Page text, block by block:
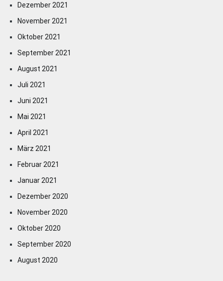
Dezember 2021
November 2021
Oktober 2021
September 2021
August 2021
Juli 2021
Juni 2021
Mai 2021
April 2021
März 2021
Februar 2021
Januar 2021
Dezember 2020
November 2020
Oktober 2020
September 2020
August 2020